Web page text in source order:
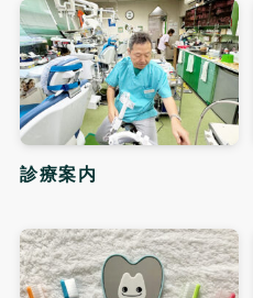
診療案内